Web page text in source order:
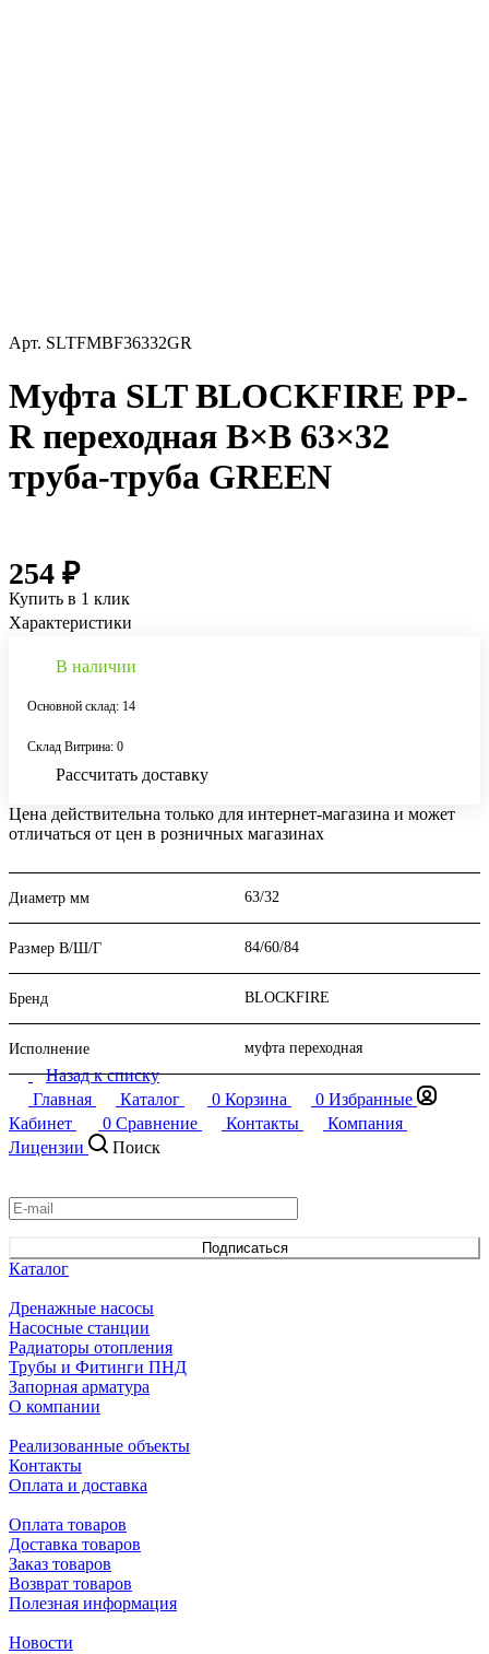
Арт. SLTFMBF36332GR
Муфта SLT BLOCKFIRE PP-
R переходная В×В 63×32
труба-труба GREEN
254 ₽
Купить в 1 клик
Характеристики
В наличии
Основной склад: 14
Склад Витрина: 0
Рассчитать доставку
Цена действительна только для интернет-магазина и может
отличаться от цен в розничных магазинах
Диаметр мм 63/32
Размер В/Ш/Г 84/60/84
Бренд BLOCKFIRE
Исполнение муфта переходная
Назад к списку
Главная
Каталог 0 Корзина 0 Избранные
Кабинет
0 Сравнение Контакты
Компания
Лицензии
Поиск
Подписаться
Каталог
Дренажные насосы
Насосные станции
Радиаторы отопления
Трубы и Фитинги ПНД
Запорная арматура
О компании
Реализованные объекты
Контакты
Оплата и доставка
Оплата товаров
Доставка товаров
Заказ товаров
Возврат товаров
Полезная информация
Новости